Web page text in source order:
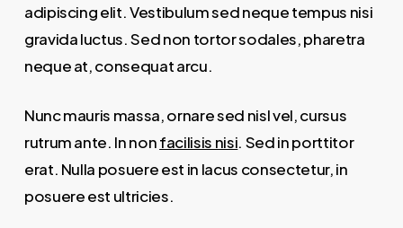
adipiscing elit. Vestibulum sed neque tempus nisi
gravida luctus. Sed non tortor sodales, pharetra
neque at, consequat arcu.
Nunc mauris massa, ornare sed nisl vel, cursus
rutrum ante. In nonfacilisis nisi. Sed in porttitor
erat. Nulla posuere est in lacus consectetur, in
posuere est ultricies.